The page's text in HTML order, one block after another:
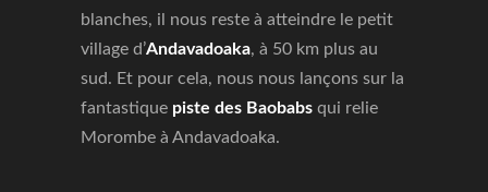
blanches, il nous reste à atteindre le petit
village d’Andavadoaka, à 50 km plus au
sud. Et pour cela, nous nous lançons sur la
fantastique piste des Baobabs qui relie
Morombe à Andavadoaka.